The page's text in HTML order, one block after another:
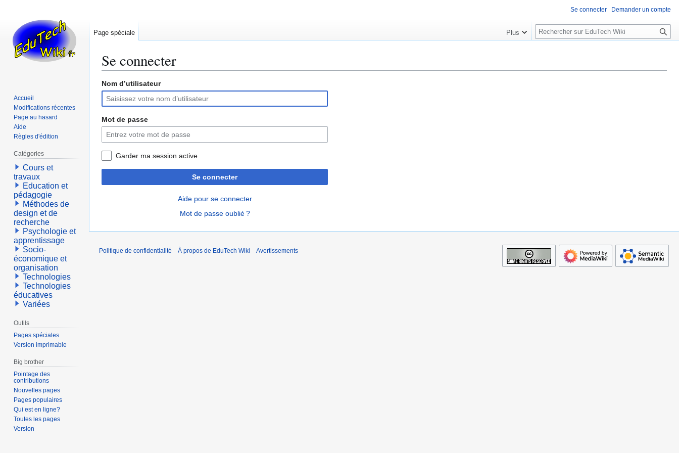
Se connecter
Aller
la
navigation
Aller
la
recherche
Nom d’utilisateur
Mot de passe
Garder ma session active
Se connecter
Aide pour se connecter
Mot de passe oublié ?
Se connecter Demander un compte
Page spéciale Plus
R
e
e
Accueil
Modifications récentes
Page au hasard
Aide
Règles d'édition
Catégories
Cours et
travaux
Education et
pédagogie
Méthodes de
design et de
recherche
Psychologie et
apprentissage
Socio-
économique et
organisation
Technologies
Technologies
éducatives
Variées
Outils
Pages spéciales
Version imprimable
Big brother
Pointage des
contributions
Nouvelles pages
Pages populaires
Qui est en ligne?
Toutes les pages
Version
Politique de confidentialité À propos de EduTech Wiki Avertissements